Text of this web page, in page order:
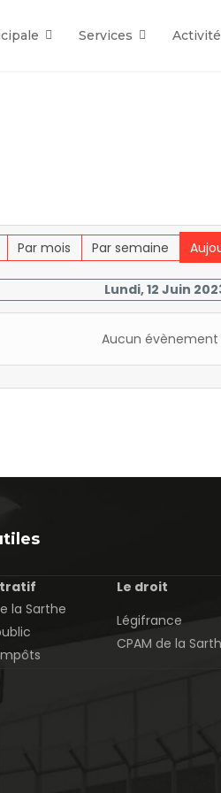
Services
Par mois Par semaine
Lundi, 12 Juin
Aucun
Le droit
la Sarthe
Légifrance
CPAM de la